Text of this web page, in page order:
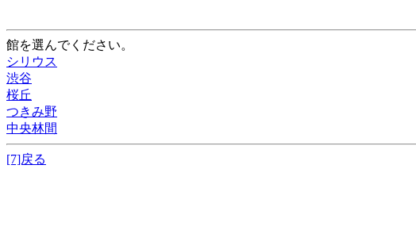
館を選んでください。
シリウス
渋谷
桜丘
つきみ野
中央林間
[7]戻る